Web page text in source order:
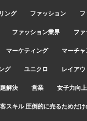
ング ファッション フ
ファッション業界 フ
マーケティング マーチ
グ ユニクロ レイアウ
解決 営業 女子力向上
スキル 圧倒的に売るためだ